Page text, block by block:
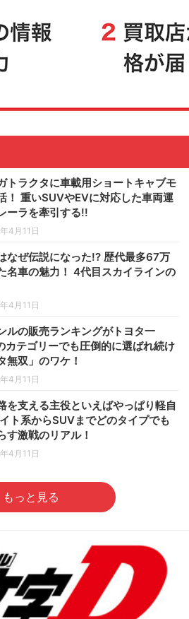
トラクタに車載用ショートキャブモ
！ 重いSUVやEVに対応した車両運
ーラを牽引する!!
4月11日
なぜ伝説になった!? 歴代最多67万
名車の魅力！ 4代目スカイラインの
4月11日
ルの販売ランキングがトヨタ一
テゴリーでも圧倒的に選ばれ続け
無双」のワケ！
4月11日
を支える主役といえばやっぱり軽自
ト系からSUVまでどのタイプでも
す激戦のリアル！
4月11日
もっと見る